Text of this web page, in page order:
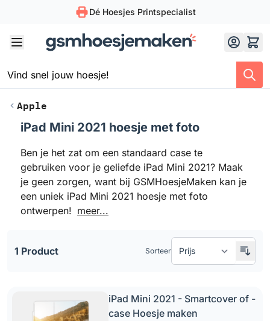
Dé Hoesjes Printspecialist
Apple
Doorgaan naar productlijst
iPad Mini 2021 hoesje met foto
Ben je het zat om een standaard case te
gebruiken voor je geliefde iPad Mini 2021? Maak
je geen zorgen, want bij GSMHoesjeMaken kan je
een uniek iPad Mini 2021 hoesje met foto
ontwerpen! meer...
1 Product Sorteer
iPad Mini 2021 - Smartcover of -
case Hoesje maken